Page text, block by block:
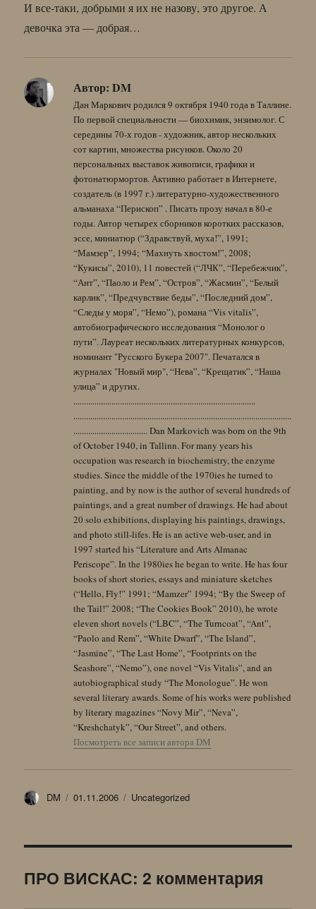
И все-таки, добрыми я их не назову, это другое. А
девочка эта — добрая…
Автор: DM
Дан Маркович родился 9 октября 1940 года в Таллине.
По первой специальности — биохимик, энзимолог. С
середины 70-х годов - художник, автор нескольких
сот картин, множества рисунков. Около 20
персональных выставок живописи, графики и
фотонатюрмортов. Активно работает в Интернете,
создатель (в 1997 г.) литературно-художественного
альманаха “Перископ” . Писать прозу начал в 80-е
годы. Автор четырех сборников коротких рассказов,
эссе, миниатюр (“Здравствуй, муха!”, 1991;
“Мамзер”, 1994; “Махнуть хвостом!”, 2008;
“Кукисы”, 2010), 11 повестей (“ЛЧК”, “Перебежчик”,
“Ант”, “Паоло и Рем”, “Остров”, “Жасмин”, “Белый
карлик”, “Предчувствие беды”, “Последний дом”,
“Следы у моря”, “Немо”), романа “Vis vitalis”,
автобиографического исследования “Монолог о
пути”. Лауреат нескольких литературных конкурсов,
номинант "Русского Букера 2007". Печатался в
журналах "Новый мир", “Нева”, “Крещатик”, “Наша
улица” и других.
......................................................................................
.......................................................................................................
................................... Dan Markovich was born on the 9th
of October 1940, in Tallinn. For many years his
occupation was research in biochemistry, the enzyme
studies. Since the middle of the 1970ies he turned to
painting, and by now is the author of several hundreds of
paintings, and a great number of drawings. He had about
20 solo exhibitions, displaying his paintings, drawings,
and photo still-lifes. He is an active web-user, and in
1997 started his “Literature and Arts Almanac
Periscope”. In the 1980ies he began to write. He has four
books of short stories, essays and miniature sketches
(“Hello, Fly!” 1991; “Mamzer” 1994; “By the Sweep of
the Tail!” 2008; “The Cookies Book” 2010), he wrote
eleven short novels (“LBC”, “The Turncoat”, “Ant”,
“Paolo and Rem”, “White Dwarf”, “The Island”,
“Jasmine”, “The Last Home”, “Footprints on the
Seashore”, “Nemo”), one novel “Vis Vitalis”, and an
autobiographical study “The Monologue”. He won
several literary awards. Some of his works were published
by literary magazines “Novy Mir”, “Neva”,
“Kreshchatyk”, “Our Street”, and others.
Посмотреть все записи автора DM
Автор
DM Опубликовано
01.11.2006 Рубрики
Uncategorized
ПРО ВИСКАС: 2 комментария